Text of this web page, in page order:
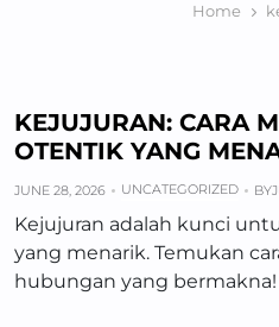
Home
KEJUJURAN: CARA
OTENTIK YANG
JUNE 28, 2026 UNCATEGORIZED BY
Kejujuran adalah kunci
yang menarik. Temukan
hubungan yang bermakna!